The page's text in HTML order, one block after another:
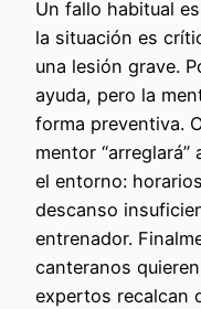
Un fallo habitual
la situación es
una lesión grave.
ayuda, pero la
forma preventiva.
mentor
el entorno:
descanso
entrenador.
canteranos
expertos recalcan